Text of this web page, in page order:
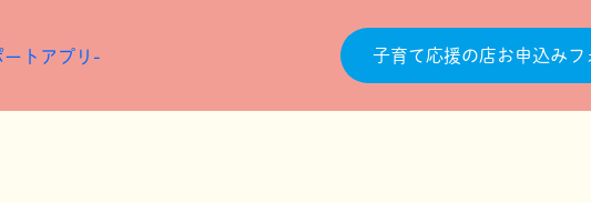
子育て応援の店お申込みフ